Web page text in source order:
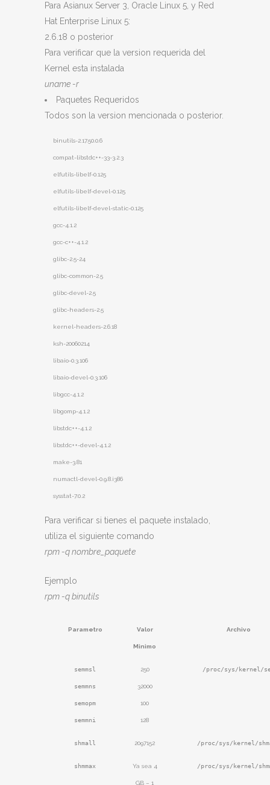
Para Asianux Server 3, Oracle Linux 5, y Red
Hat Enterprise Linux 5:
2.6.18 o posterior
Para verificar que la version requerida del
Kernel esta instalada
uname -r
Paquetes Requeridos
Todos son la version mencionada o posterior.
binutils-2.17.50.0.6
compat-libstdc++-33-3.2.3
elfutils-libelf-0.125
elfutils-libelf-devel-0.125
elfutils-libelf-devel-static-0.125
gcc-4.1.2
gcc-c++-4.1.2
glibc-2.5-24
glibc-common-2.5
glibc-devel-2.5
glibc-headers-2.5
kernel-headers-2.6.18
ksh-20060214
libaio-0.3.106
libaio-devel-0.3.106
libgcc-4.1.2
libgomp-4.1.2
libstdc++-4.1.2
libstdc++-devel-4.1.2
make-3.81
numactl-devel-0.9.8.i386
sysstat-7.0.2
Para verificar si tienes el paquete instalado,
utiliza el siguiente comando
rpm -q nombre_paquete
Ejemplo
rpm -q binutils
Parametro Valor
Minimo
Archivo
semmsl
semmns
semopm
semmni
250
32000
100
128
/proc/sys/kernel/
shmall 2097152 /proc/sys/kernel/
shmmax Ya sea 4
GB – 1
/proc/sys/kernel/